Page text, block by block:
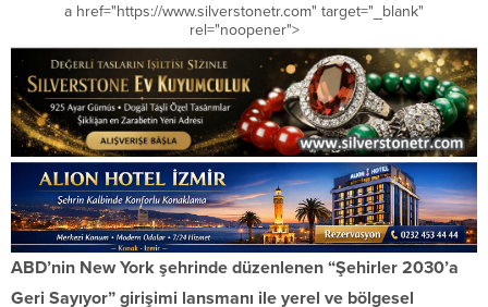
a href="https://www.silverstonetr.com" target="_blank"
rel="noopener">
ABD’nin New York şehrinde düzenlenen “Şehirler 2030’a
Geri Sayıyor” girişimi lansmanı ile yerel ve bölgesel